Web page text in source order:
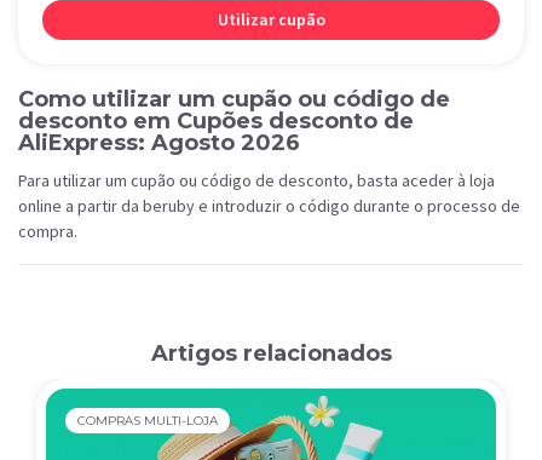
aplica-se apenas a produtos de Choice Day.
Utilizar cupão
Como utilizar um cupão ou código de
desconto em Cupões desconto de
AliExpress: Agosto 2026
Para utilizar um cupão ou código de desconto, basta aceder à loja
online a partir da beruby e introduzir o código durante o processo de
compra.
Artigos relacionados
COMPRAS MULTI-LOJA